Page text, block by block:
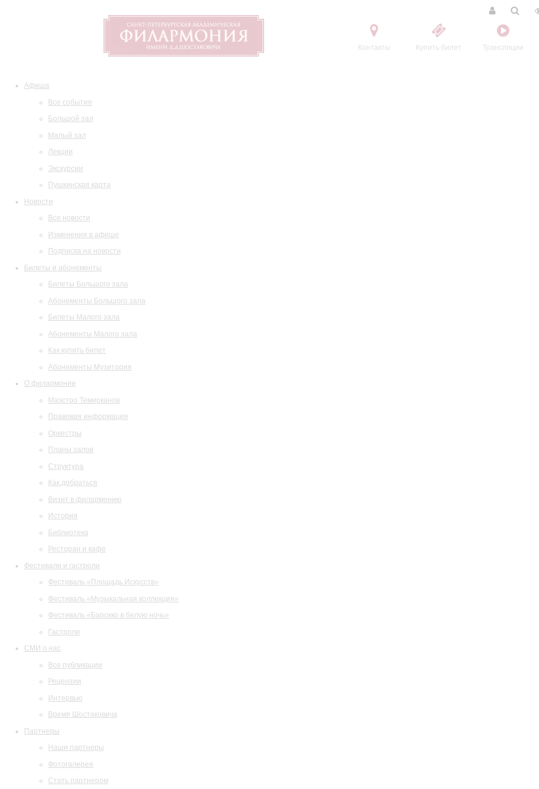
Контакты Купить билет Трансляции
Афиша
Все события
Большой зал
Малый зал
Лекции
Экскурсии
Пушкинская карта
Новости
Все новости
Изменения в афише
Подписка на новости
Билеты и абонементы
Билеты Большого зала
Абонементы Большого зала
Билеты Малого зала
Абонементы Малого зала
Как купить билет
Абонементы Музитория
О филармонии
Маэстро Темирканов
Правовая информация
Оркестры
Планы залов
Структура
Как добраться
Визит в филармонию
История
Библиотека
Ресторан и кафе
Фестивали и гастроли
Фестиваль «Площадь Искусств»
Фестиваль «Музыкальная коллекция»
Фестиваль «Барокко в белую ночь»
Гастроли
СМИ о нас
Все публикации
Рецензии
Интервью
Время Шостаковича
Партнеры
Наши партнеры
Фотогалерея
Стать партнером